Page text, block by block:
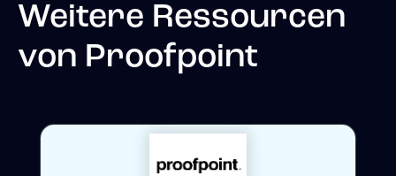
Weitere Ressourcen
von Proofpoint